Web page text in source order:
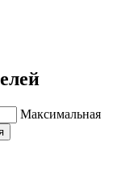
Максимальная